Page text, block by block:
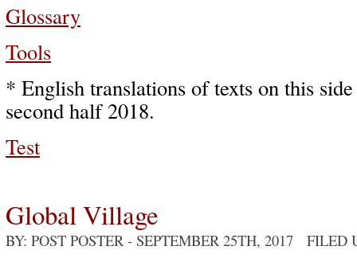
Glossary
Tools
* English translations of texts on this
second half 2018.
Test
Global Village
BY: POST POSTER - SEPTEMBER 25TH, 2017 FILED